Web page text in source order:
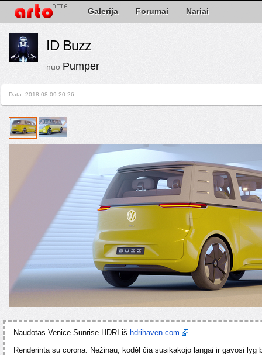
Galerija Forumai Nariai
ID Buzz
nuo Pumper
Data: 2018-08-09 20:26
Naudotas Venice Sunrise HDRI iš hdrihaven.com
Renderinta su corona. Nežinau, kodėl čia susikakojo langai ir gavosi lyg